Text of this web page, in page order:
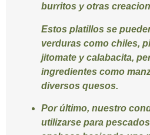
burritos y otras
Estos platillos se
verduras como chiles,
jitomate y calabacita,
ingredientes como
diversos quesos.
Por último, nuestro
utilizarse para